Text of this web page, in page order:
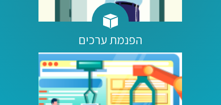
הפנמת ערכים